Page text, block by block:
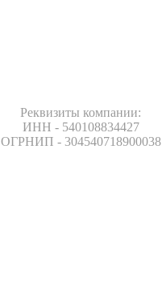
Реквизиты компании:
ИНН - 540108834427
ОГРНИП - 304540718900038